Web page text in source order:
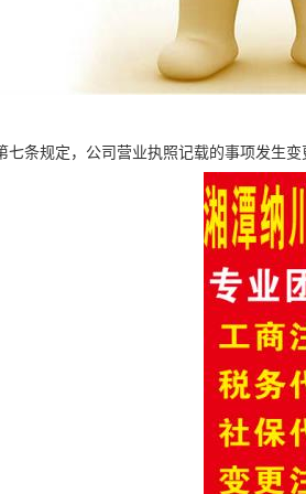
七条规定，公司营业执照记载的事项发生